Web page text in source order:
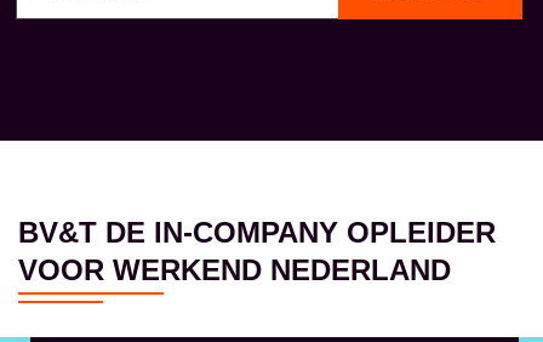
BV&T DE IN-COMPANY OPLEIDER
VOOR WERKEND NEDERLAND